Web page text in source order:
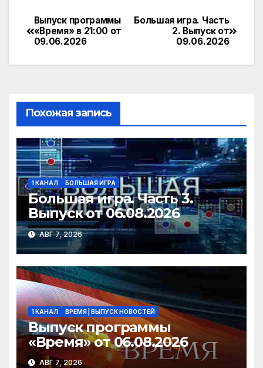
e
gr
a
n
kl
s
s
ni
ki
itt п
а
т
ь
Навигация
по
Большая игра. Часть
2. Выпуск от
09.06.2026
Выпуск программы
«Время» в 21:00 от
09.06.2026
Похожая запись
1 КАНАЛ БОЛЬШАЯ ИГРА
Большая игра. Часть 3.
Выпуск от 06.08.2026
АВГ 7, 2026
1 КАНАЛ ВРЕМЯ | ВЫПУСК НОВОСТЕЙ
Выпуск программы
«Время» от 06.08.2026
АВГ 7, 2026